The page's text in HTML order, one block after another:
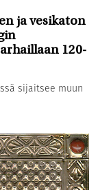
ja vesikaton
120-
sijaitsee muun